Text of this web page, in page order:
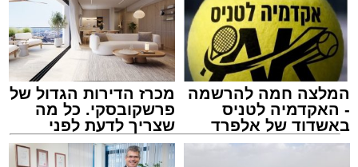
המלצה חמה להרשמה
- האקדמיה לטניס
באשדוד של אלפרד
קריאולנסקי - לילדים
מכרז הדירות הגדול של
פרשקובסקי. כל מה
שצריך לדעת לפני
שמגישים הצעה לדירה
באשדוד